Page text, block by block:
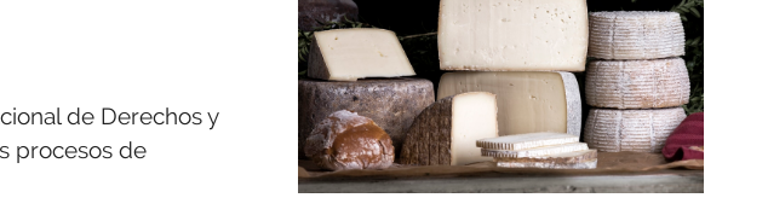
de Derechos y
procesos de